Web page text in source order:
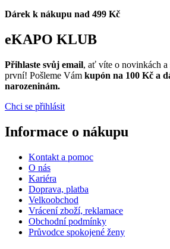
Dárek k nákupu nad 499 Kč
eKAPO KLUB
Přihlaste svůj email, ať víte o novinkách
první! Pošleme Vám kupón na 100 Kč a
narozeninám.
Chci se přihlásit
Informace o nákupu
Kontakt a pomoc
O nás
Kariéra
Doprava, platba
Velkoobchod
Vrácení zboží, reklamace
Obchodní podmínky
Průvodce spokojené ženy